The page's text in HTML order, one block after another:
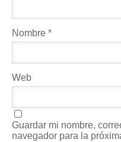
Nombre *
Web
Guardar mi nombre,
navegador para la